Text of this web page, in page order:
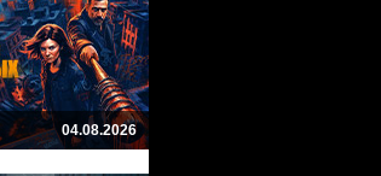
04.08.2026